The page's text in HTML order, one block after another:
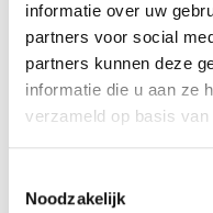
informatie over uw
partners voor social
partners kunnen deze
informatie die u aan ze
verzameld op basis
Noodzakelijk
worden. Hiermee creëert
onder de vaste hand.